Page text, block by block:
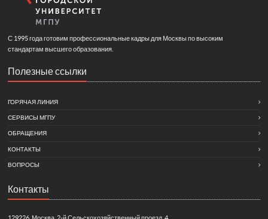
С 1995 года готовим профессиональные кадры для Москвы по высоким
стандартам высшего образования.
Полезные ссылки
ГОРЯЧАЯ ЛИНИЯ
СЕРВИСЫ МГПУ
ОБРАЩЕНИЯ
КОНТАКТЫ
ВОПРОСЫ
Контакты